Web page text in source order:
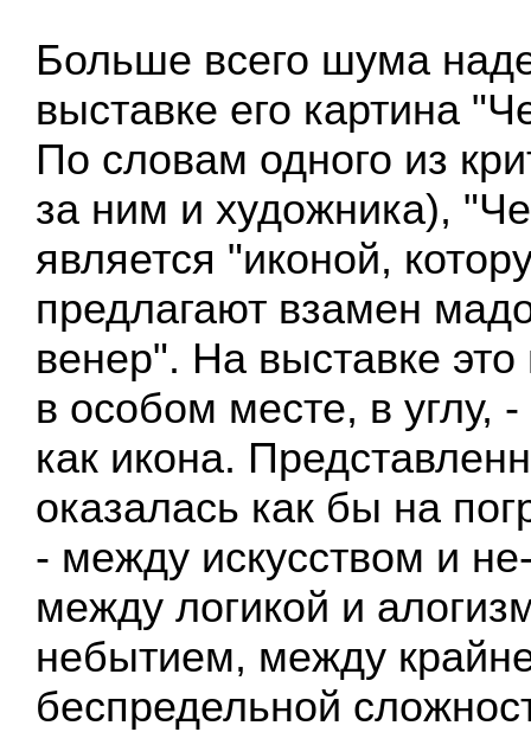
Больше всего шума
выставке его картина
По словам одного из
за ним и художника),
является "иконой,
предлагают взамен
венер". На выставке
в особом месте, в углу,
как икона.
оказалась как бы на
- между искусством и
между логикой и
небытием, между
беспредельной